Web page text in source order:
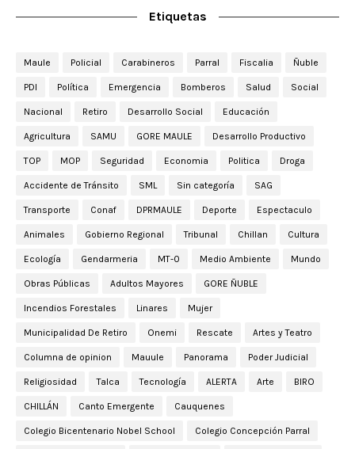
Etiquetas
Maule Policial Carabineros Parral Fiscalia Ñuble
PDI Política Emergencia Bomberos Salud Social
Nacional Retiro Desarrollo Social Educación
Agricultura SAMU GORE MAULE Desarrollo Productivo
TOP MOP Seguridad Economia Politica Droga
Accidente de Tránsito SML Sin categoría SAG
Transporte Conaf DPRMAULE Deporte Espectaculo
Animales Gobierno Regional Tribunal Chillan Cultura
Ecología Gendarmeria MT-0 Medio Ambiente Mundo
Obras Públicas Adultos Mayores GORE ÑUBLE
Incendios Forestales Linares Mujer
Municipalidad De Retiro Onemi Rescate Artes y Teatro
Columna de opinion Mauule Panorama Poder Judicial
Religiosidad Talca Tecnología ALERTA Arte BIRO
CHILLÁN Canto Emergente Cauquenes
Colegio Bicentenario Nobel School Colegio Concepción Parral